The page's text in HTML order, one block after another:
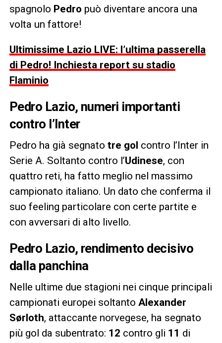
spagnolo Pedro può diventare ancora una
volta un fattore!
Ultimissime Lazio LIVE: l’ultima passerella
di Pedro! Inchiesta report su stadio
Flaminio
Pedro Lazio, numeri importanti
contro l’Inter
Pedro ha già segnato tre gol contro l’Inter in
Serie A. Soltanto contro l’Udinese, con
quattro reti, ha fatto meglio nel massimo
campionato italiano. Un dato che conferma il
suo feeling particolare con certe partite e
con avversari di alto livello.
Pedro Lazio, rendimento decisivo
dalla panchina
Nelle ultime due stagioni nei cinque principali
campionati europei soltanto Alexander
Sørloth, attaccante norvegese, ha segnato
più gol da subentrato: 12 contro gli 11 di